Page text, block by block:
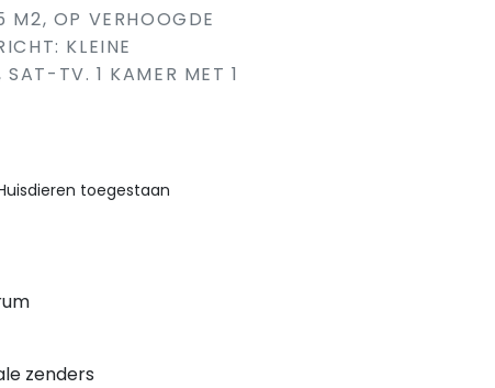
OP VERHOOGDE
KLEINE
TV. 1 KAMER MET 1
toegestaan
zenders